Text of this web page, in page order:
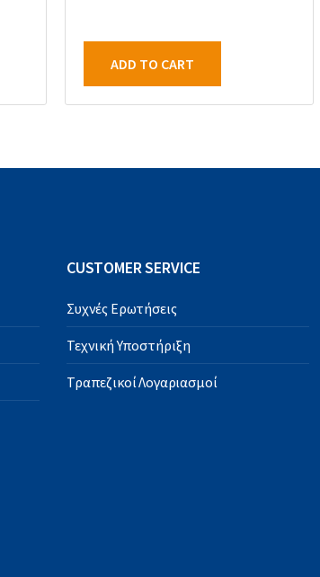
ADD TO CART
CUSTOMER SERVICE
Συχνές Ερωτήσεις
Τεχνική Υποστήριξη
Τραπεζικοί Λογαριασμοί